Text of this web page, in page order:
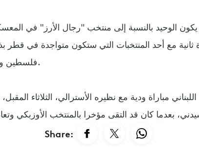
يكون الوحيد بالنسبة إلى منتخب "رجال الأرز" في
مع أحد المنتخبات التي ستكون متواجدة في قطر
فلسطين وطاجيكستان والعراق.
مباراة ودية مع نظيره الأسترالي، الثلاثاء
Share: